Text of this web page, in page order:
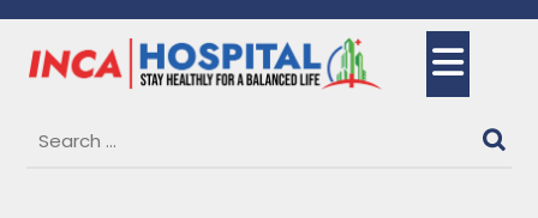
content